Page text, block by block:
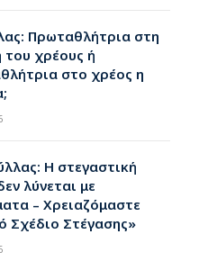
Πρωταθλήτρια στη
του χρέους ή
στο χρέος η
Η στεγαστική
λύνεται με
– Χρειαζόμαστε
Σχέδιο Στέγασης»